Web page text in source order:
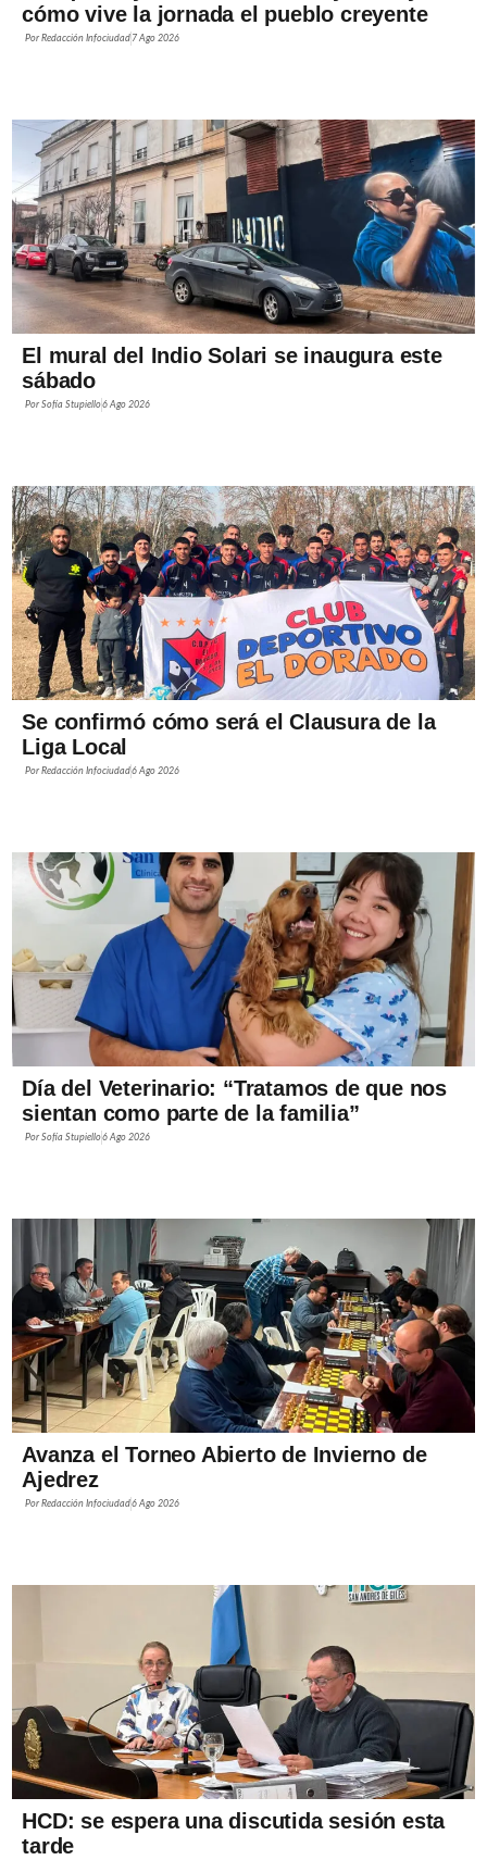
cómo vive la jornada el pueblo creyente
PorRedacción Infociudad 7 Ago 2026
El mural del Indio Solari se inaugura este
sábado
PorSofía Stupiello6 Ago 2026
Se confirmó cómo será el Clausura de la
Liga Local
PorRedacción Infociudad6 Ago 2026
Día del Veterinario: “Tratamos de que nos
sientan como parte de la familia”
PorSofía Stupiello6 Ago 2026
Avanza el Torneo Abierto de Invierno de
Ajedrez
PorRedacción Infociudad6 Ago 2026
HCD: se espera una discutida sesión esta
tarde